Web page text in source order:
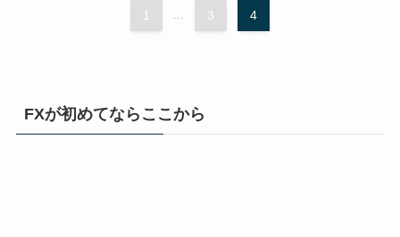
1 3 4
FXが初めてならここから